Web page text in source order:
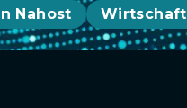
Nahost Wirtschaft